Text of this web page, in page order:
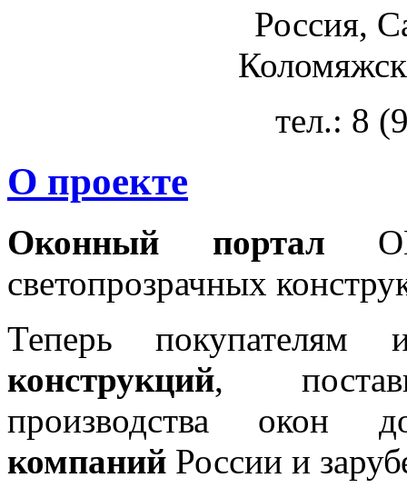
Россия,
тел.: 8
О проекте
Оконный портал
светопрозрачных
Теперь покупателям
конструкций,
производства окон
компаний России и